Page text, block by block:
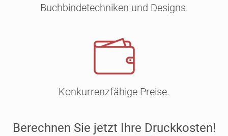
Buchbindetechniken und Designs.
Konkurrenzfähige Preise.
Berechnen Sie jetzt Ihre Druckkosten!